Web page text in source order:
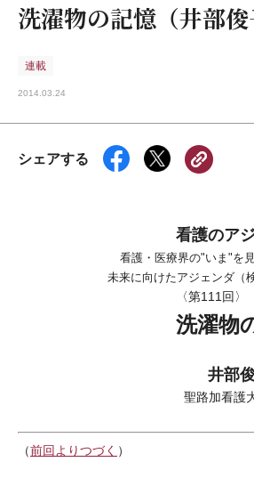
洗濯物の記憶（井部俊
連載
2014.03.24
シェアする
看護のア
看護・医療界の"いま"を
未来に向けたアジェンダ（
〈第111回〉
洗濯物
井部
聖路加看護
（前回よりつづく ）